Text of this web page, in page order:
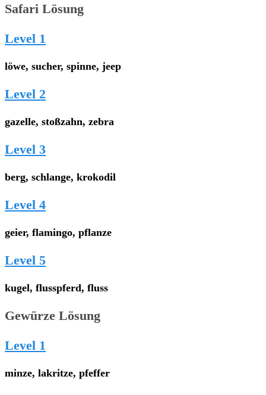
Safari Lösung
Level 1
löwe, sucher, spinne, jeep
Level 2
gazelle, stoßzahn, zebra
Level 3
berg, schlange, krokodil
Level 4
geier, flamingo, pflanze
Level 5
kugel, flusspferd, fluss
Gewürze Lösung
Level 1
minze, lakritze, pfeffer